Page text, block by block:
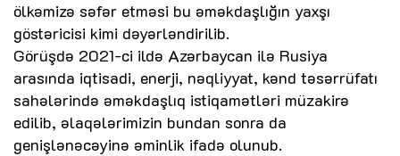
ölkəmizə səfər etməsi bu əməkdaşlığın yaxşı
göstəricisi kimi dəyərləndirilib.
Görüşdə 2021-ci ildə Azərbaycan ilə Rusiya
arasında iqtisadi, enerji, nəqliyyat, kənd təsərrüfatı
sahələrində əməkdaşlıq istiqamətləri müzakirə
edilib, əlaqələrimizin bundan sonra da
genişlənəcəyinə əminlik ifadə olunub.